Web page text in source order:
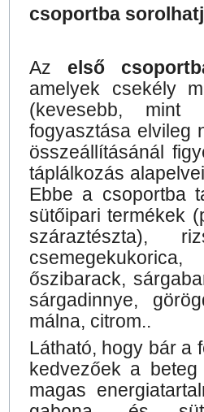
csoportba
Az első
amelyek csekély
(kevesebb, mint
fogyasztása elvileg
összeállításánál
táplálkozás
Ebbe a csoportba
sütőipari termékek
száraztészta),
őszibarack,
sárgadinnye,
málna, citrom..
Látható, hogy bár a
kedvezőek a
magas